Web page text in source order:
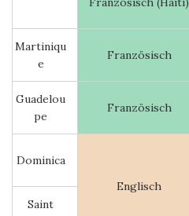
Martiniqu
e
Französisch
Guadelou
pe
Französisch
Dominica
Englisch
Saint